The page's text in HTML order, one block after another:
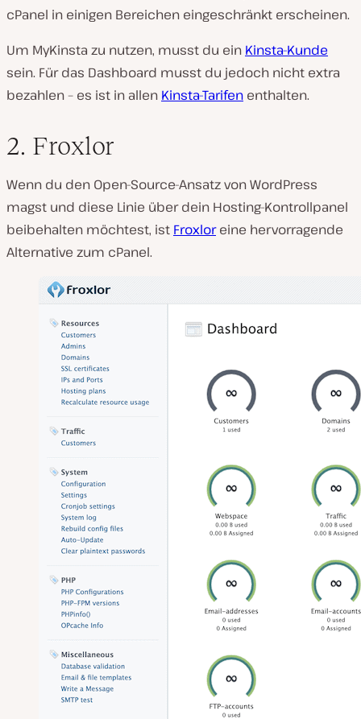
cPanel in einigen Bereichen eingeschränkt erscheinen.
Um MyKinsta zu nutzen, musst du ein Kinsta-Kunde
sein. Für das Dashboard musst du jedoch nicht extra
bezahlen – es ist in allen Kinsta-Tarifen enthalten.
2. Froxlor
Wenn du den Open-Source-Ansatz von WordPress
magst und diese Linie über dein Hosting-Kontrollpanel
beibehalten möchtest, ist Froxloreine hervorragende
Alternative zum cPanel.